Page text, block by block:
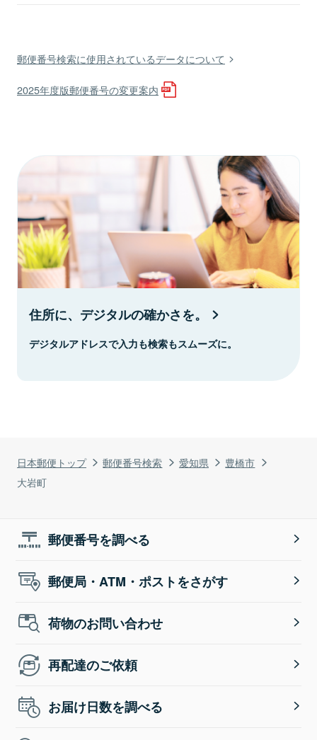
日本郵便トップ 郵便番号検索 愛知県
豊橋市
大岩町
郵便番号検索に使用されているデータについて
2025年度版郵便番号の変更案内
住所に、デジタルの確かさを。
デジタルアドレスで入力も検索もスムーズに。
郵便番号を調べる
郵便局・ATM・ポストをさがす
荷物のお問い合わせ
再配達のご依頼
お届け日数を調べる